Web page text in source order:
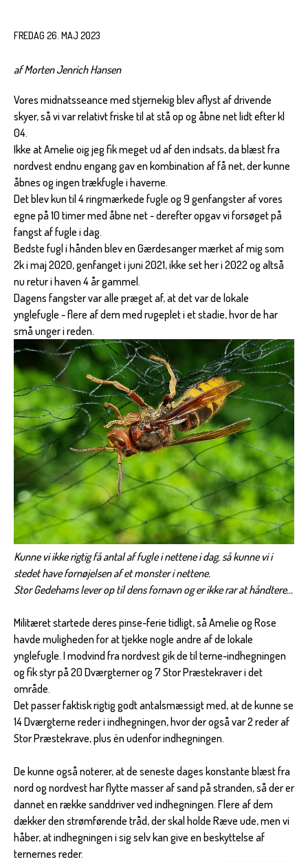
FREDAG 26. MAJ 2023
af Morten Jenrich Hansen
Vores midnatsseance med stjernekig blev aflyst af drivende
skyer, så vi var relativt friske til at stå op og åbne net lidt efter kl
04.
Ikke at Amelie oig jeg fik meget ud af den indsats, da blæst fra
nordvest endnu engang gav en kombination af få net, der kunne
åbnes og ingen trækfugle i haverne.
Det blev kun til 4 ringmærkede fugle og 9 genfangster af vores
egne på 10 timer med åbne net - derefter opgav vi forsøget på
fangst af fugle i dag.
Bedste fugl i hånden blev en Gærdesanger mærket af mig som
2k i maj 2020, genfanget i juni 2021, ikke set her i 2022 og altså
nu retur i haven 4 år gammel.
Dagens fangster var alle præget af, at det var de lokale
ynglefugle - flere af dem med rugeplet i et stadie, hvor de har
små unger i reden.
Kunne vi ikke rigtig få antal af fugle i nettene i dag, så kunne vi i
stedet have fornøjelsen af et monster i nettene.
Stor Gedehams lever op til dens fornavn og er ikke rar at håndtere...
Militæret startede deres pinse-ferie tidligt, så Amelie og Rose
havde muligheden for at tjekke nogle andre af de lokale
ynglefugle. I modvind fra nordvest gik de til terne-indhegningen
og fik styr på 20 Dværgterner og 7 Stor Præstekraver i det
område.
Det passer faktisk rigtig godt antalsmæssigt med, at de kunne se
14 Dværgterne reder i indhegningen, hvor der også var 2 reder af
Stor Præstekrave, plus én udenfor indhegningen.
De kunne også noterer, at de seneste dages konstante blæst fra
nord og nordvest har flytte masser af sand på stranden, så der er
dannet en række sanddriver ved indhegningen. Flere af dem
dækker den strømførende tråd, der skal holde Ræve ude, men vi
håber, at indhegningen i sig selv kan give en beskyttelse af
ternernes reder.